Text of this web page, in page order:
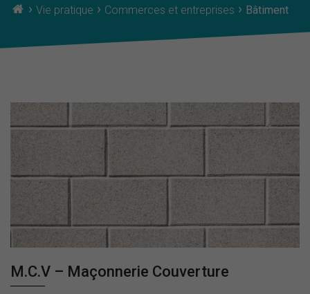
› Vie pratique › Commerces et entreprises › Bâtiment
M.C.V – Maçonnerie Couverture